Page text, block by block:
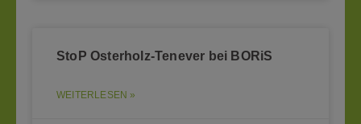
StoP Osterholz-Tenever bei BORiS
WEITERLESEN »